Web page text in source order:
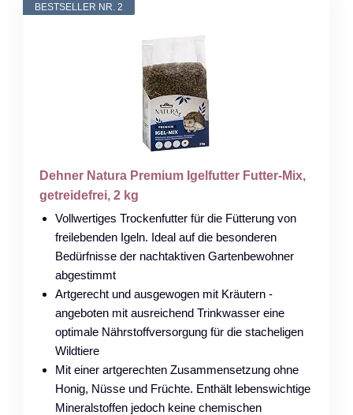
BESTSELLER NR. 2
Dehner Natura Premium Igelfutter Futter-Mix,
getreidefrei, 2 kg
Vollwertiges Trockenfutter für die Fütterung von
freilebenden Igeln. Ideal auf die besonderen
Bedürfnisse der nachtaktiven Gartenbewohner
abgestimmt
Artgerecht und ausgewogen mit Kräutern -
angeboten mit ausreichend Trinkwasser eine
optimale Nährstoffversorgung für die stacheligen
Wildtiere
Mit einer artgerechten Zusammensetzung ohne
Honig, Nüsse und Früchte. Enthält lebenswichtige
Mineralstoffen jedoch keine chemischen